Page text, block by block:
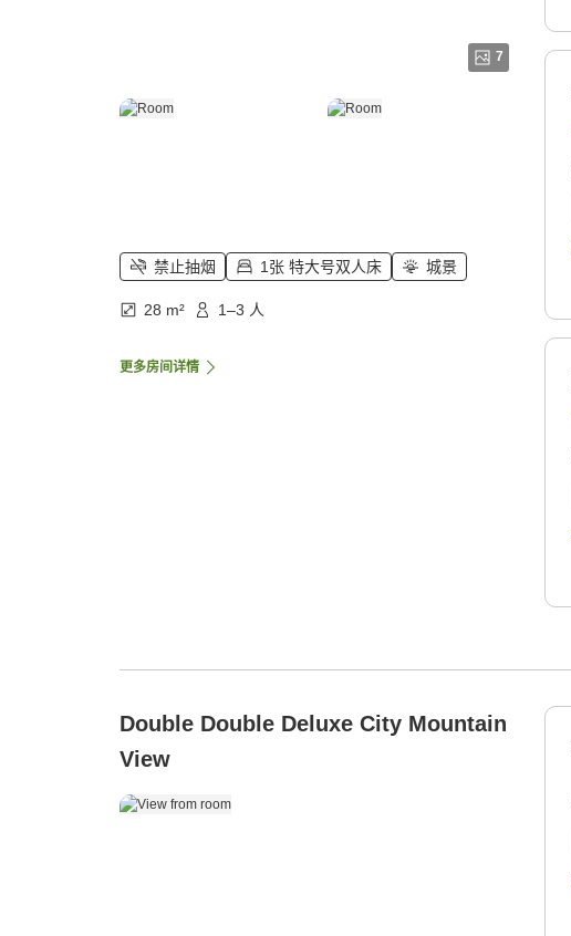
7
禁止抽烟 1张 特大号双人床 城景
28 m² 1–3 人
更多房间详情
Double Double Deluxe City Mountain
View